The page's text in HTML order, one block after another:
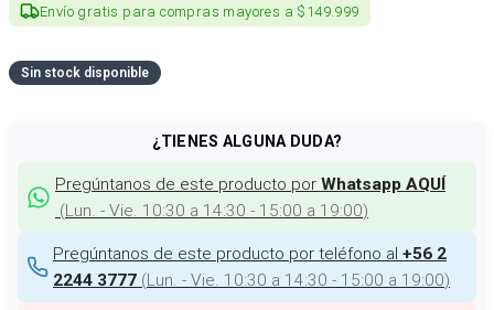
Envío gratis para compras mayores a $149.999
Sin stock disponible
¿TIENES ALGUNA DUDA?
Pregúntanos de este producto por Whatsapp AQUÍ
(Lun. - Vie. 10:30 a 14:30 - 15:00 a 19:00)
Pregúntanos de este producto por teléfono al +56 2
2244 3777 (Lun. - Vie. 10:30 a 14:30 - 15:00 a 19:00)